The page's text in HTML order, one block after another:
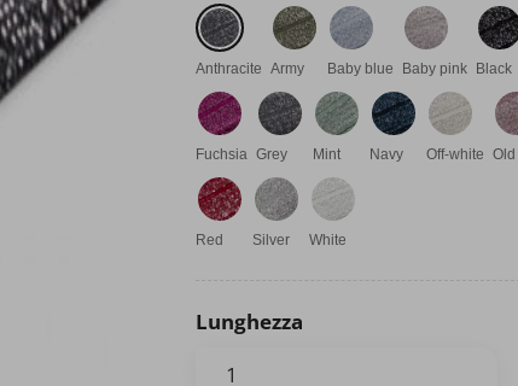
Anthracite Army Baby blue Baby pink Black
Fuchsia Grey Mint Navy Off-white
Red Silver White
Lunghezza